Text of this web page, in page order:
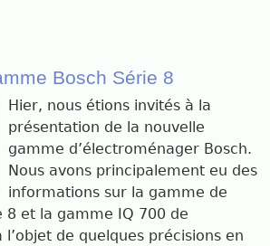
Bosch Série 8
Hier, nous étions invités à la
présentation de la nouvelle
gamme d’électroménager Bosch.
Nous avons principalement eu des
informations sur la gamme de
8 et la gamme IQ 700 de
de quelques précisions en